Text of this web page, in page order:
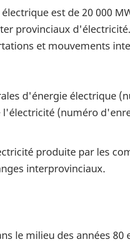
est de 20 000
provinciaux
et mouvements
d'énergie électrique
(numéro
produite par les
interprovinciaux.
le milieu des années 80